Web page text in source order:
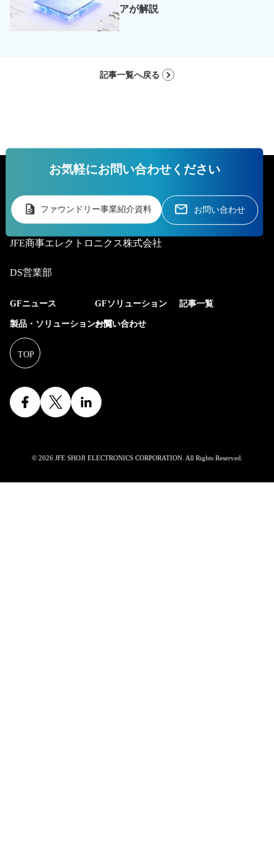
アが解説
記事一覧へ戻る
お気軽にお問い合わせください
ファウンドリー事業紹介資料 お問い合わせ
JFE商事エレクトロニクス株式会社
DS営業部
GFニュース GFソリューション 記事一覧
製品・ソリューション一覧お問い合わせ
© 2026 JFE SHOJI ELECTRONICS CORPORATION. All Rights Reserved.